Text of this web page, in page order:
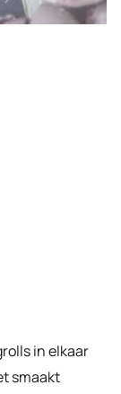
in elkaar
smaakt